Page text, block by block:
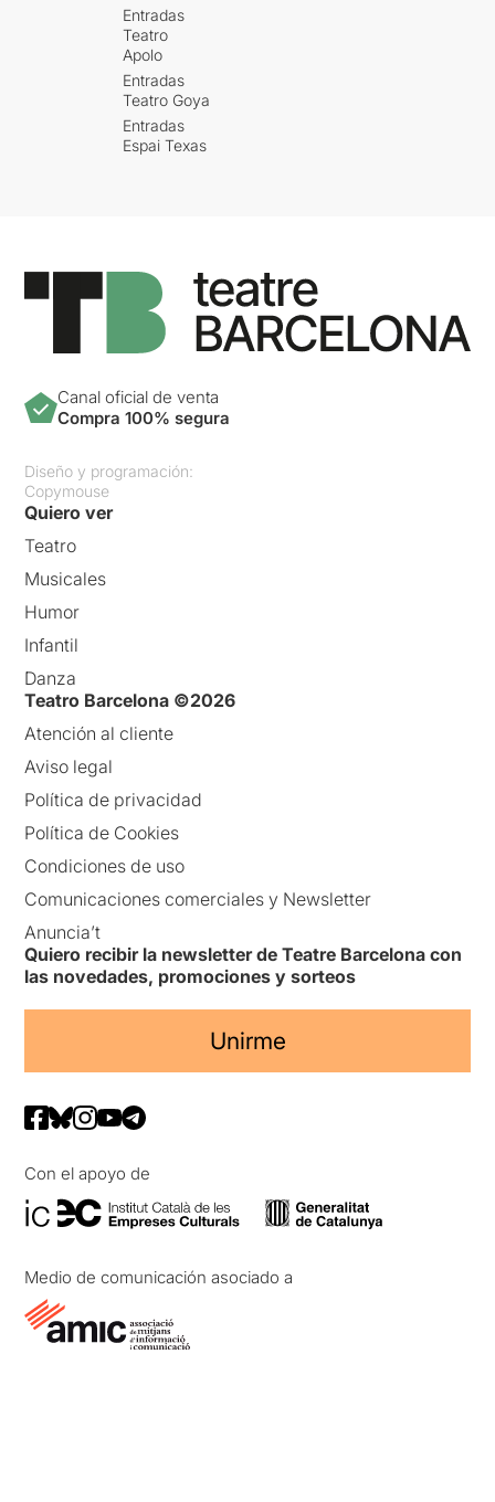
Entradas
Teatro
Apolo
Entradas
Teatro Goya
Entradas
Espai Texas
Canal oficial de venta
Compra 100% segura
Diseño y programación:
Copymouse
Quiero ver
Teatro
Musicales
Humor
Infantil
Danza
Teatro Barcelona ©2026
Atención al cliente
Aviso legal
Política de privacidad
Política de Cookies
Condiciones de uso
Comunicaciones comerciales y Newsletter
Anuncia’t
Quiero recibir la newsletter de Teatre Barcelona con
las novedades, promociones y sorteos
Unirme
Con el apoyo de
Medio de comunicación asociado a